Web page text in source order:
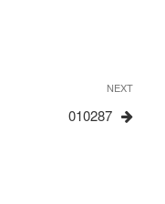
Next
Post
NEXT
010287